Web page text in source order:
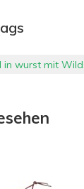
in wurst mit